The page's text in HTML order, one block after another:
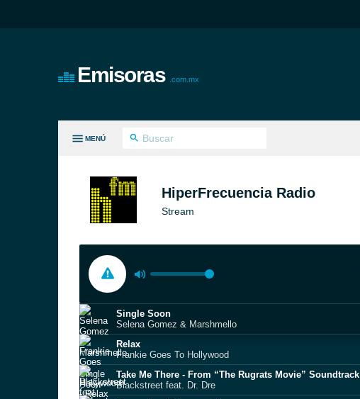
Emisoras .com.mx
MENÚ
HiperFrecuencia Radio
Stream
Single Soon
Selena Gomez & Marshmello
Relax
Frankie Goes To Hollywood
Take Me There - From “The Rugrats Movie” Soundtrack
Blackstreet feat. Dr. Dre